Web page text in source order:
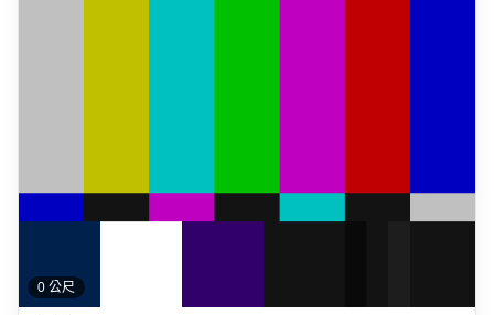
0 公尺